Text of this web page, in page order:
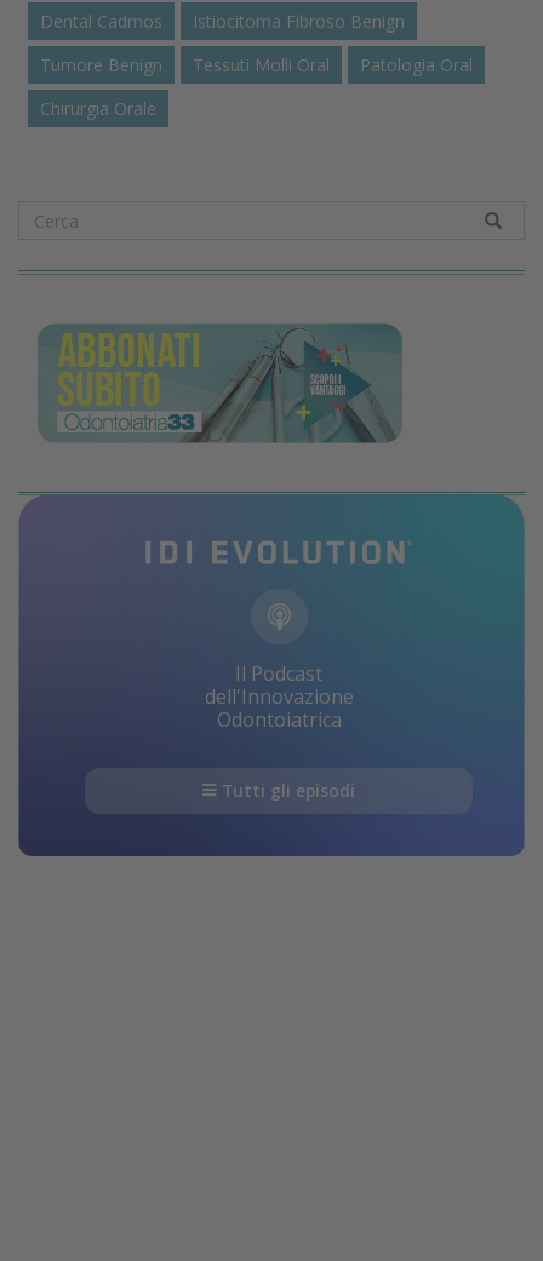
Dental Cadmos
Istiocitoma Fibroso Benign
Tumore Benign
Tessuti Molli Oral
Patologia Oral
Chirurgia Orale
Il Podcast
dell'Innovazione
Odontoiatrica
Tutti gli episodi